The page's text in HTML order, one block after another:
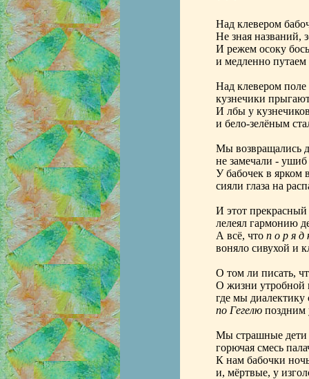
Над клевером
Не зная названий,
И режем осоку
и медленно
Над клевером поле
кузнечики
И лбы у
и бело-зелёным
Мы возвращались
не замечали -
У бабочек в ярком
сияли глаза на
И этот прекрасный
лелеял гармонию
А всё, что п о р я д
воняло сивухой и
О том ли писать,
О жизни утробной
где мы диалектику
по Гегелюпоздним
Мы страшные дети
горючая смесь
К нам бабочки
и, мёртвые, у